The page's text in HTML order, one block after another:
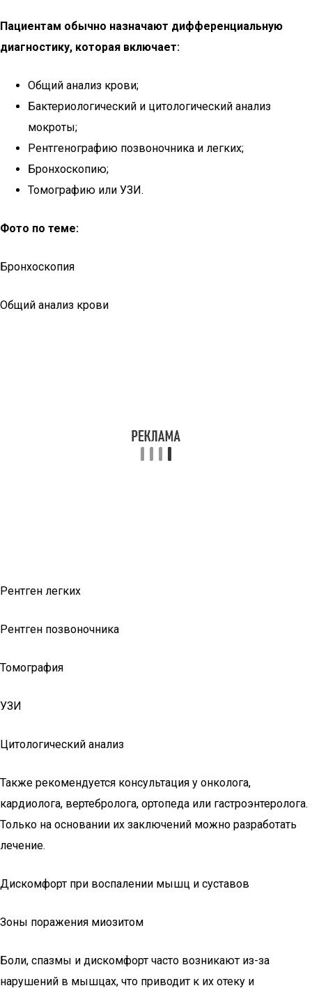
Пациентам обычно назначают дифференциальную
диагностику, которая включает:
Общий анализ крови;
Бактериологический и цитологический анализ
мокроты;
Рентгенографию позвоночника и легких;
Бронхоскопию;
Томографию или УЗИ.
Фото по теме:
Бронхоскопия
Общий анализ крови
Рентген легких
Рентген позвоночника
Томография
УЗИ
Цитологический анализ
Также рекомендуется консультация у онколога,
кардиолога, вертебролога, ортопеда или гастроэнтеролога.
Только на основании их заключений можно разработать
лечение.
Дискомфорт при воспалении мышц и суставов
Зоны поражения миозитом
Боли, спазмы и дискомфорт часто возникают из-за
нарушений в мышцах, что приводит к их отеку и